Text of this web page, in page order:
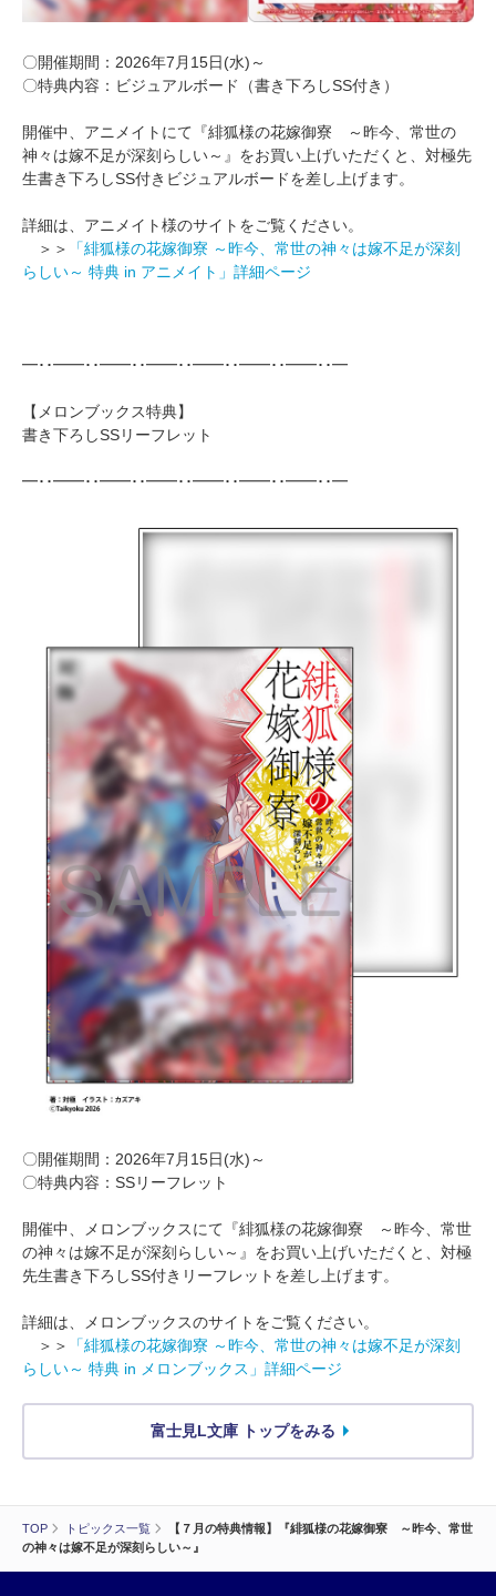
TOP トピックス一覧
【７月の特典情報】『緋狐様の花嫁御寮 ～昨今、常世
の神々は嫁不足が深刻らしい～』
〇開催期間：2026年7月15日(水)～
〇特典内容：ビジュアルボード（書き下ろしSS付き）
開催中、アニメイトにて『緋狐様の花嫁御寮 ～昨今、常世の
神々は嫁不足が深刻らしい～』をお買い上げいただくと、対極先
生書き下ろしSS付きビジュアルボードを差し上げます。
詳細は、アニメイト様のサイトをご覧ください。
＞＞
「緋狐様の花嫁御寮 ～昨今、常世の神々は嫁不足が深刻
らしい～ 特典 in アニメイト」詳細ページ
━･･━━･･━━･･━━･･━━･･━━･･━━･･━
【メロンブックス特典】
書き下ろしSSリーフレット
━･･━━･･━━･･━━･･━━･･━━･･━━･･━
〇開催期間：2026年7月15日(水)～
〇特典内容：SSリーフレット
開催中、メロンブックスにて『緋狐様の花嫁御寮 ～昨今、常世
の神々は嫁不足が深刻らしい～』をお買い上げいただくと、対極
先生書き下ろしSS付きリーフレットを差し上げます。
詳細は、メロンブックスのサイトをご覧ください。
＞＞
「緋狐様の花嫁御寮 ～昨今、常世の神々は嫁不足が深刻
らしい～ 特典 in メロンブックス」詳細ページ
富士見L文庫 トップをみる